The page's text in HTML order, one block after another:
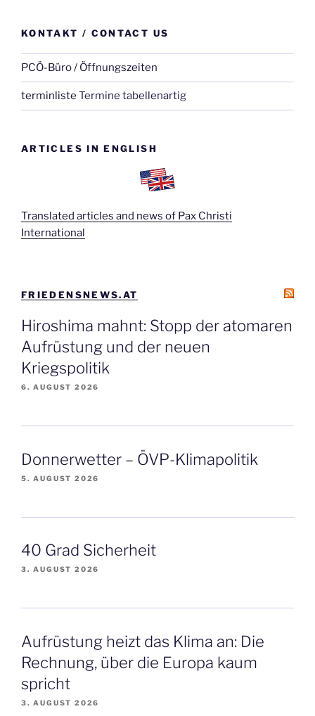
KONTAKT / CONTACT US
PCÖ-Büro / Öffnungszeiten
terminliste Termine tabellenartig
ARTICLES IN ENGLISH
Translated articles and news of Pax Christi
International
FRIEDENSNEWS.AT
Hiroshima mahnt: Stopp der atomaren
Aufrüstung und der neuen
Kriegspolitik
6. AUGUST 2026
Donnerwetter – ÖVP-Klimapolitik
5. AUGUST 2026
40 Grad Sicherheit
3. AUGUST 2026
Aufrüstung heizt das Klima an: Die
Rechnung, über die Europa kaum
spricht
3. AUGUST 2026